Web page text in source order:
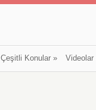
Çeşitli Konular» Videolar